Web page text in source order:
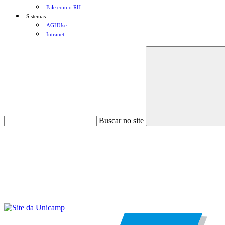
Fale com o RH
Sistemas
AGHUse
Intranet
Buscar no site